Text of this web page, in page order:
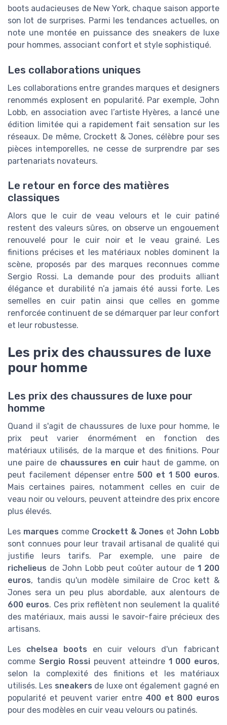
boots audacieuses de New York, chaque saison apporte
son lot de surprises. Parmi les tendances actuelles, on
note une montée en puissance des sneakers de luxe
pour hommes, associant confort et style sophistiqué.
Les collaborations uniques
Les collaborations entre grandes marques et designers
renommés explosent en popularité. Par exemple, John
Lobb, en association avec l’artiste Hyères, a lancé une
édition limitée qui a rapidement fait sensation sur les
réseaux. De même, Crockett & Jones, célèbre pour ses
pièces intemporelles, ne cesse de surprendre par ses
partenariats novateurs.
Le retour en force des matières
classiques
Alors que le cuir de veau velours et le cuir patiné
restent des valeurs sûres, on observe un engouement
renouvelé pour le cuir noir et le veau grainé. Les
finitions précises et les matériaux nobles dominent la
scène, proposés par des marques reconnues comme
Sergio Rossi. La demande pour des produits alliant
élégance et durabilité n’a jamais été aussi forte. Les
semelles en cuir patin ainsi que celles en gomme
renforcée continuent de se démarquer par leur confort
et leur robustesse.
Les prix des chaussures de luxe
pour homme
Les prix des chaussures de luxe pour
homme
Quand il s'agit de chaussures de luxe pour homme, le
prix peut varier énormément en fonction des
matériaux utilisés, de la marque et des finitions. Pour
une paire de chaussures en cuir haut de gamme, on
peut facilement dépenser entre 500 et 1 500 euros.
Mais certaines paires, notamment celles en cuir de
veau noir ou velours, peuvent atteindre des prix encore
plus élevés.
Les marques comme Crockett & Jones etJohn Lobb
sont connues pour leur travail artisanal de qualité qui
justifie leurs tarifs. Par exemple, une paire de
richelieus de John Lobb peut coûter autour de 1 200
euros, tandis qu'un modèle similaire de Croc kett &
Jones sera un peu plus abordable, aux alentours de
600 euros. Ces prix reflètent non seulement la qualité
des matériaux, mais aussi le savoir-faire précieux des
artisans.
Les chelsea boots en cuir velours d'un fabricant
comme Sergio Rossi peuvent atteindre 1 000 euros,
selon la complexité des finitions et les matériaux
utilisés. Les sneakers de luxe ont également gagné en
popularité et peuvent varier entre 400 et 800 euros
pour des modèles en cuir veau velours ou patinés.